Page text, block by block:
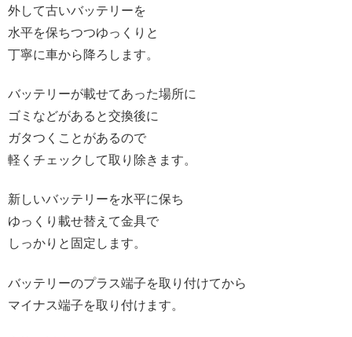
外して古いバッテリーを
水平を保ちつつゆっくりと
丁寧に車から降ろします。
バッテリーが載せてあった場所に
ゴミなどがあると交換後に
ガタつくことがあるので
軽くチェックして取り除きます。
新しいバッテリーを水平に保ち
ゆっくり載せ替えて金具で
しっかりと固定します。
バッテリーのプラス端子を取り付けてから
マイナス端子を取り付けます。